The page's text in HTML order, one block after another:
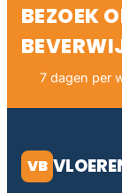
BEZOEK
7 dagen per
VB